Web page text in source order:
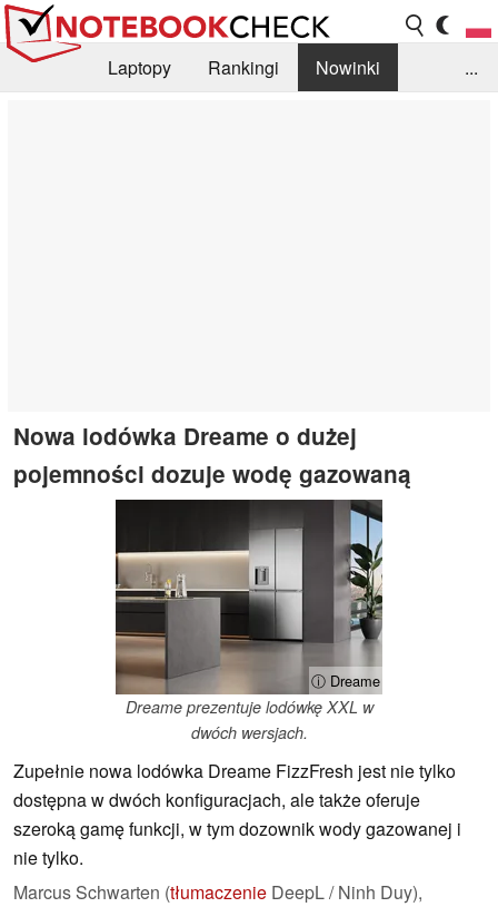
Laptopy Rankingi
Nowinki
...
Nowa lodówka Dreame o dużej
pojemności dozuje wodę gazowaną
ⓘ Dreame
Dreame prezentuje lodówkę XXL w
dwóch wersjach.
Zupełnie nowa lodówka Dreame FizzFresh jest nie tylko
dostępna w dwóch konfiguracjach, ale także oferuje
szeroką gamę funkcji, w tym dozownik wody gazowanej i
nie tylko.
Marcus Schwarten (tłumaczenie DeepL / Ninh Duy),